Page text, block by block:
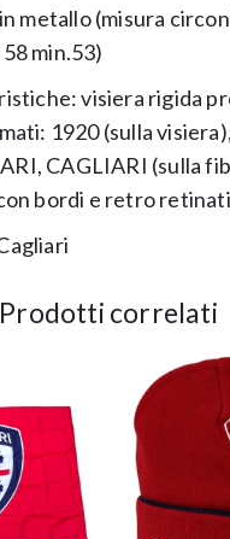
metallo (misura
min.53)
visiera rigida
1920 (sulla visiera),
CAGLIARI (sulla
bordi e retro retinati
Prodotti correlati